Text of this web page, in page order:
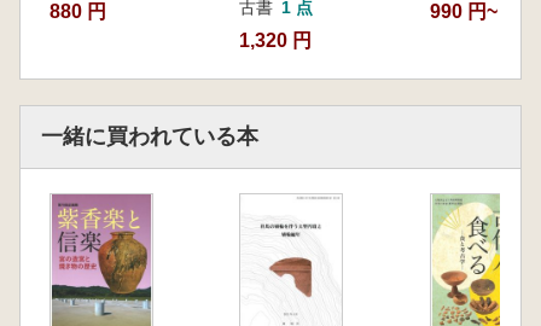
880 円 古書 1 点
1,320 円
990 円~
一緒に買われている本